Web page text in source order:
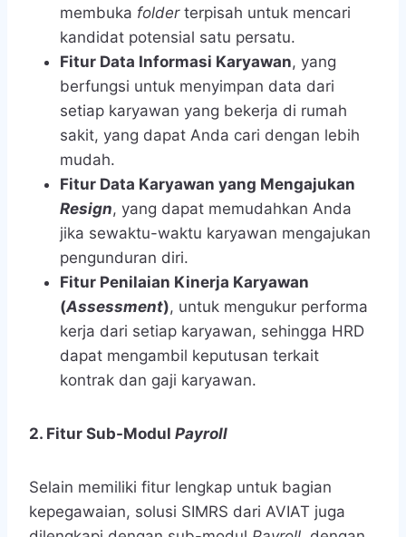
membuka folder terpisah untuk mencari
kandidat potensial satu persatu.
Fitur Data Informasi Karyawan, yang
berfungsi untuk menyimpan data dari
setiap karyawan yang bekerja di rumah
sakit, yang dapat Anda cari dengan lebih
mudah.
Fitur Data Karyawan yang Mengajukan
Resign, yang dapat memudahkan Anda
jika sewaktu-waktu karyawan mengajukan
pengunduran diri.
Fitur Penilaian Kinerja Karyawan
(Assessment), untuk mengukur performa
kerja dari setiap karyawan, sehingga HRD
dapat mengambil keputusan terkait
kontrak dan gaji karyawan.
2. Fitur Sub-Modul Payroll
Selain memiliki fitur lengkap untuk bagian
kepegawaian, solusi SIMRS dari AVIAT juga